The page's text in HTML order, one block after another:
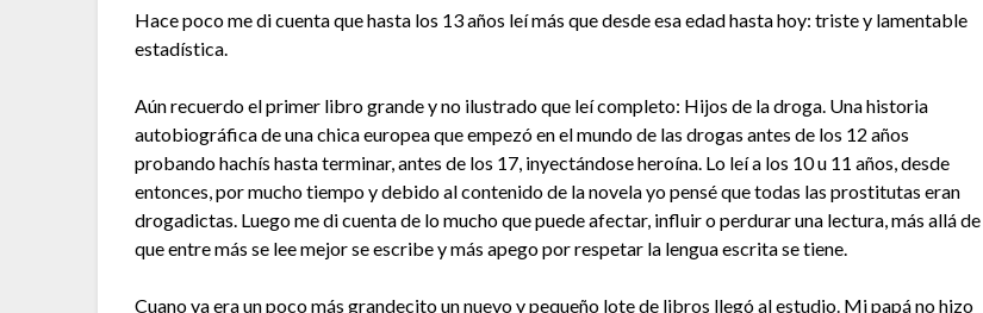
Hace poco me di cuenta que hasta los 13 años leí más que desde esa edad hasta hoy: triste y lamentable
estadística.
Aún recuerdo el primer libro grande y no ilustrado que leí completo: Hijos de la droga. Una historia
autobiográfica de una chica europea que empezó en el mundo de las drogas antes de los 12 años
probando hachís hasta terminar, antes de los 17, inyectándose heroína. Lo leí a los 10 u 11 años, desde
entonces, por mucho tiempo y debido al contenido de la novela yo pensé que todas las prostitutas eran
drogadictas. Luego me di cuenta de lo mucho que puede afectar, influir o perdurar una lectura, más allá de
que entre más se lee mejor se escribe y más apego por respetar la lengua escrita se tiene.
Cuano ya era un poco más grandecito un nuevo y pequeño lote de libros llegó al estudio. Mi papá no hizo